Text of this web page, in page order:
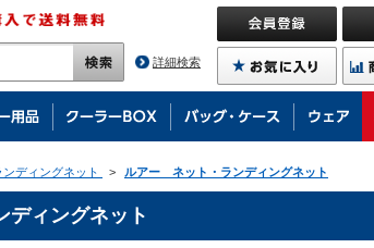
詳細検索
ディングネット > ルアー ネット・ランディングネット
ィングネット